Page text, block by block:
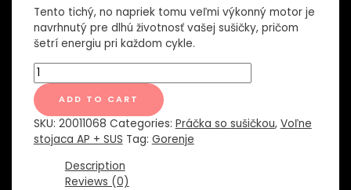
Tento tichý, no napriek tomu veľmi výkonný motor je
navrhnutý pre dlhú životnosť vašej sušičky, pričom
šetrí energiu pri každom cykle.
W3D2A854ADS
Gorenje
Pračka
so
sušičkou
bielizne
quantity
ADD TO CART
SKU: 20011068 Categories: Práčka so sušičkou, Voľne
stojaca AP + SUS Tag: Gorenje
Description
Reviews (0)